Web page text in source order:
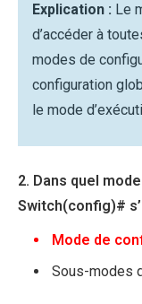
Explication : Le
d’accéder à
modes de
configuration
le mode
2. Dans quel
Switch(config)#
Mode de
Sous-modes